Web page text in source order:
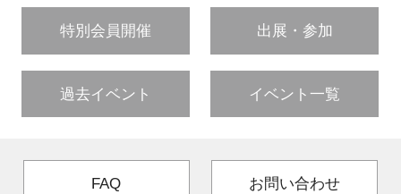
特別会員開催 出展・参加
過去イベント イベント一覧
FAQ お問い合わせ